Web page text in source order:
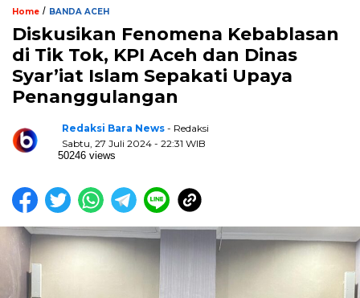
Home / BANDA ACEH
Diskusikan Fenomena Kebablasan
di Tik Tok, KPI Aceh dan Dinas
Syar’iat Islam Sepakati Upaya
Penanggulangan
Redaksi Bara News - Redaksi
Sabtu, 27 Juli 2024 - 22:31 WIB
50246 views